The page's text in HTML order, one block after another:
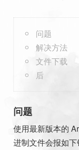
问题
解决方法
文件下载
后
问题
使用最新版本的
进制文件会报如